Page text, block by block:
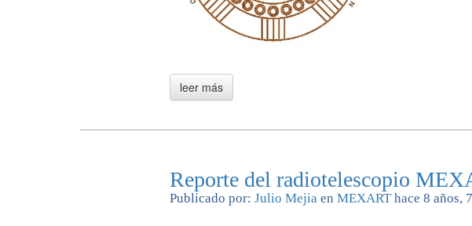
Reporte del radiotelescopio
Publicado por: Julio Mejia en MEXART hace 8 años,